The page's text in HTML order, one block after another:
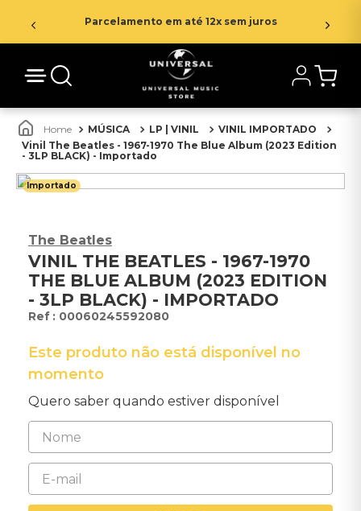
Parcelamento em até 12x sem juros
MÚSICA LP | VINIL
VINIL IMPORTADO
Vinil The Beatles - 1967-1970 The Blue Album (2023 Edition
- 3LP BLACK) - Importado
Importado
The Beatles
VINIL THE BEATLES - 1967-1970
THE BLUE ALBUM (2023 EDITION
- 3LP BLACK) - IMPORTADO
: 00060245592080
Este produto não está disponível no
momento
Quero saber quando estiver disponível